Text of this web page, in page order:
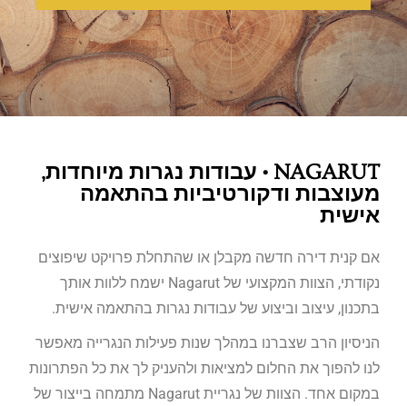
NAGARUT • עבודות נגרות מיוחדות,
מעוצבות ודקורטיביות בהתאמה
אישית
אם קנית דירה חדשה מקבלן או שהתחלת פרויקט שיפוצים
נקודתי, הצוות המקצועי של Nagarut ישמח ללוות אותך
בתכנון, עיצוב וביצוע של עבודות נגרות בהתאמה אישית.
הניסיון הרב שצברנו במהלך שנות פעילות הנגרייה מאפשר
לנו להפוך את החלום למציאות ולהעניק לך את כל הפתרונות
במקום אחד. הצוות של נגריית Nagarut מתמחה בייצור של